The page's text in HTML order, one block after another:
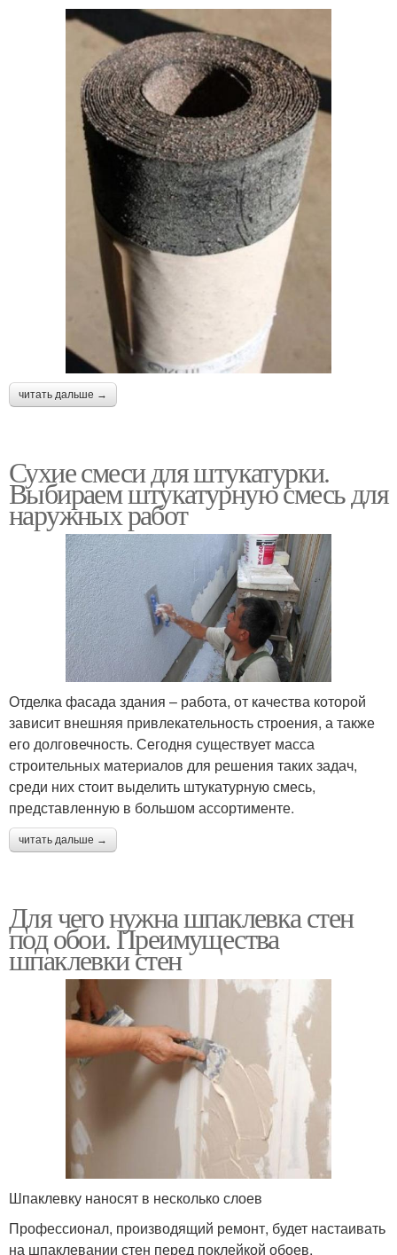
читать дальше →
Сухие смеси для штукатурки.
Выбираем штукатурную смесь для
наружных работ
Отделка фасада здания – работа, от качества которой
зависит внешняя привлекательность строения, а также
его долговечность. Сегодня существует масса
строительных материалов для решения таких задач,
среди них стоит выделить штукатурную смесь,
представленную в большом ассортименте.
читать дальше →
Для чего нужна шпаклевка стен
под обои. Преимущества
шпаклевки стен
Шпаклевку наносят в несколько слоев
Профессионал, производящий ремонт, будет настаивать
на шпаклевании стен перед поклейкой обоев.